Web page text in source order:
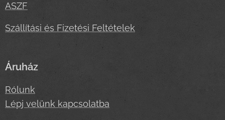
ASZF
Szállítási és Fizetési Feltételek
Áruház
Rólunk
Lépj velünk kapcsolatba